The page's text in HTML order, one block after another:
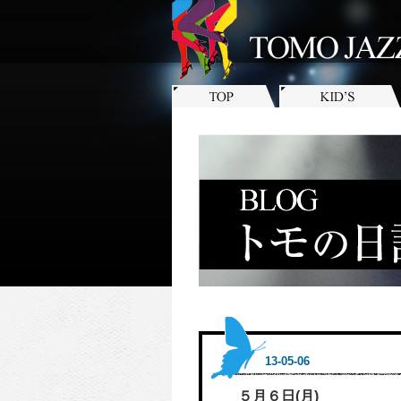
13-05-06
５月６日(月)